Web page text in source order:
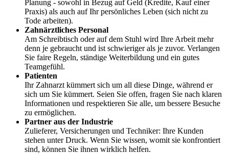
Planung - sowohl in Bezug auf Geld (Kredite, Kauf einer
Praxis) als auch auf Ihr persönliches Leben (sich nicht zu
Tode arbeiten).
Zahnärztliches Personal
Am Schreibtisch oder auf dem Stuhl wird Ihre Arbeit mehr
denn je gebraucht und ist schwieriger als je zuvor. Verlangen
Sie faire Regeln, ständige Weiterbildung und ein gutes
Teamgefühl.
Patienten
Ihr Zahnarzt kümmert sich um all diese Dinge, während er
sich um Sie kümmert. Seien Sie offen, fragen Sie nach klaren
Informationen und respektieren Sie alle, um bessere Besuche
zu ermöglichen.
Partner aus der Industrie
Zulieferer, Versicherungen und Techniker: Ihre Kunden
stehen unter Druck. Wenn Sie wissen, womit sie konfrontiert
sind, können Sie ihnen wirklich helfen.